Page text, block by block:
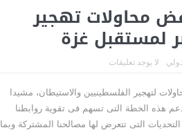
محاولات تهجير
لمستقبل غزة
لا يوجد تعليقات
لتهجير الفلسطينيين والاستيطان، مشيدا
هذه الخطة التى تسهم فى تقوية روابطنا
التى تتعرض لها مصالحنا المشتركة وبما